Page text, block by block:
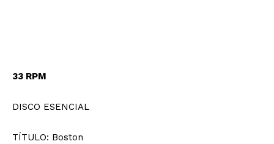
Baja California Sur
33 RPM
DISCO ESENCIAL
TÍTULO: Boston